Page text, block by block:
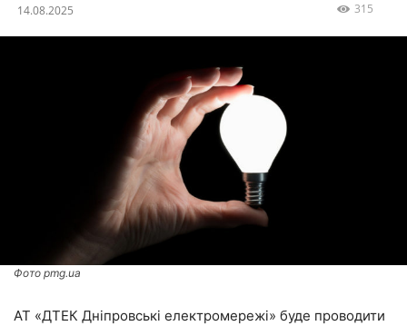
14.08.2025 315
Фото pmg.ua
АТ «ДТЕК Дніпровські електромережі» буде проводити